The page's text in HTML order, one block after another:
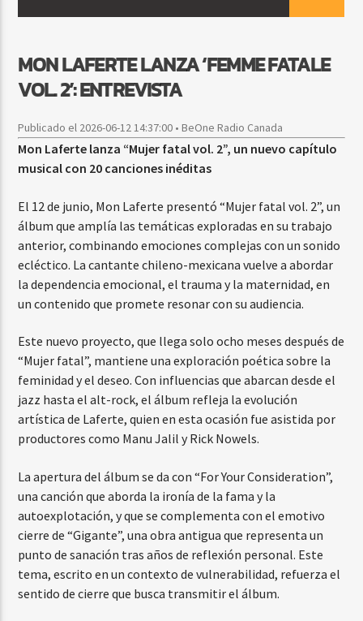
9:00 PM 12:00 AM
MON LAFERTE LANZA ‘FEMME FATALE
VOL. 2’: ENTREVISTA
Publicado el 2026-06-12 14:37:00 • BeOne Radio Canada
Mon Laferte lanza “Mujer fatal vol. 2”, un nuevo capítulo
musical con 20 canciones inéditas
El 12 de junio, Mon Laferte presentó “Mujer fatal vol. 2”, un
álbum que amplía las temáticas exploradas en su trabajo
anterior, combinando emociones complejas con un sonido
ecléctico. La cantante chileno-mexicana vuelve a abordar
la dependencia emocional, el trauma y la maternidad, en
un contenido que promete resonar con su audiencia.
Este nuevo proyecto, que llega solo ocho meses después de
“Mujer fatal”, mantiene una exploración poética sobre la
feminidad y el deseo. Con influencias que abarcan desde el
jazz hasta el alt-rock, el álbum refleja la evolución
artística de Laferte, quien en esta ocasión fue asistida por
productores como Manu Jalil y Rick Nowels.
La apertura del álbum se da con “For Your Consideration”,
una canción que aborda la ironía de la fama y la
autoexplotación, y que se complementa con el emotivo
cierre de “Gigante”, una obra antigua que representa un
punto de sanación tras años de reflexión personal. Este
tema, escrito en un contexto de vulnerabilidad, refuerza el
sentido de cierre que busca transmitir el álbum.